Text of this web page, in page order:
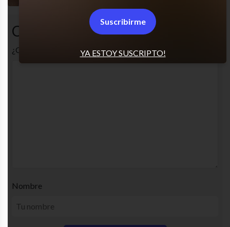
Comentarios
¿Cuál es tu opinión? Comenta!
Nombre
YA ESTOY SUSCRIPTO!
Suscribirme